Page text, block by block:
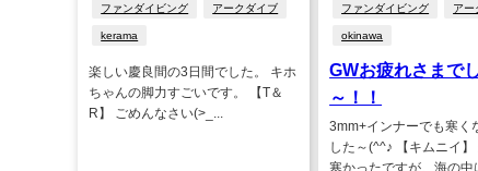
ファンダイビング アークダイブ
kerama
楽しい慶良間の3日間でした。 キホ
ちゃんの脚力すごいです。 【T＆
R】 ごめんなさい(>_...
ファンダイビング アー
okinawa
GWお疲れさまで
～！！
3mm+インナーでも寒く
した～(^^♪ 【キムニイ】
寒かったですが、海の中